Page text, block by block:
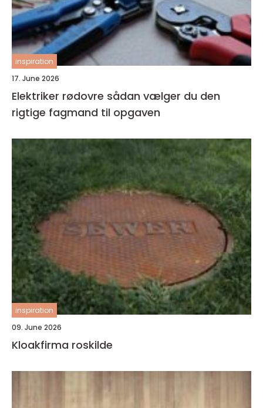
inspiration
17. June 2026
Elektriker rødovre sådan vælger du den
rigtige fagmand til opgaven
inspiration
09. June 2026
Kloakfirma roskilde